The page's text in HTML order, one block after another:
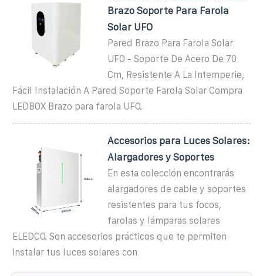
Brazo Soporte Para Farola
Solar UFO
Pared Brazo Para Farola Solar
UFO - Soporte De Acero De 70
Cm, Resistente A La Intemperie,
Fácil Instalación A Pared Soporte Farola Solar Compra
LEDBOX Brazo para farola UFO.
Accesorios para Luces Solares:
Alargadores y Soportes
En esta colección encontrarás
alargadores de cable y soportes
resistentes para tus focos,
farolas y lámparas solares
ELEDCO. Son accesorios prácticos que te permiten
instalar tus luces solares con